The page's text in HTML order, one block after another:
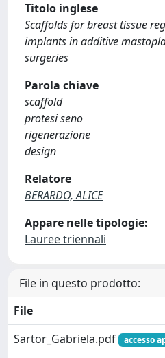
Titolo inglese
Scaffolds for breast tissue
implants in additive
surgeries
Parola chiave
scaffold
protesi seno
rigenerazione
design
Relatore
BERARDO, ALICE
Appare nelle tipologie:
Lauree triennali
File in questo prodotto:
File
Sartor_Gabriela.pdf
accesso